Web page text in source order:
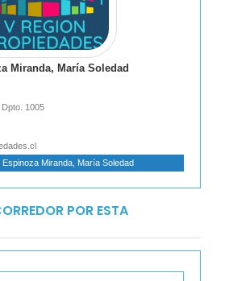
Miranda, María Soledad
1005
Espinoza Miranda, María Soledad
POR ESTA